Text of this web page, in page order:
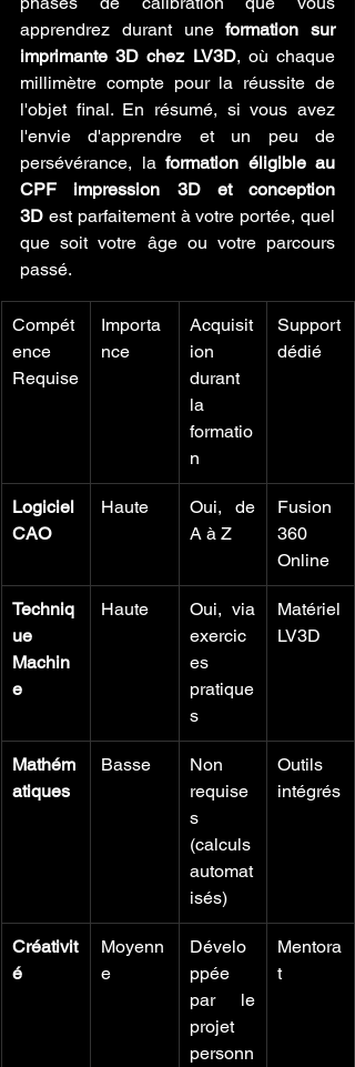
apprendrez durant une formation sur
imprimante 3D chez LV3D, où chaque
millimètre compte pour la réussite de
l'objet final. En résumé, si vous avez
l'envie d'apprendre et un peu de
persévérance, la formation éligible au
CPF impression 3D et conception
3D est parfaitement à votre portée, quel
que soit votre âge ou votre parcours
passé.
Compét
ence
Requise
Importa
nce
Acquisit
ion
durant
la
formatio
n
Support
dédié
Logiciel
CAO
Haute
Oui, de
A à Z
Fusion
360
Online
Techniq
ue
Machin
e
Haute
Oui, via
exercic
es
pratique
s
Matériel
LV3D
Mathém
atiques
Basse
Non
requise
s
(calculs
automat
isés)
Outils
intégrés
Créativit
é
Moyenn
e
Dévelo
ppée
par le
projet
personn
Mentora
t